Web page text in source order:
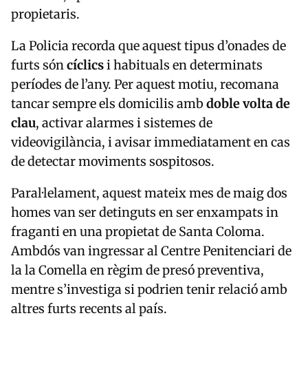
propietaris.
La Policia recorda que aquest tipus d’onades de
furts sóncíclicsi habituals en determinats
períodes de l’any. Per aquest motiu, recomana
tancar sempre els domicilis amb doble volta de
clau, activar alarmes i sistemes de
videovigilància, i avisar immediatament en cas
de detectar moviments sospitosos.
Paral·lelament, aquest mateix mes de maig dos
homes van ser detinguts en ser enxampats in
fraganti en una propietat de Santa Coloma.
Ambdós van ingressar al Centre Penitenciari de
lala Comellaen règim de presó preventiva,
mentre s’investiga si podrien tenir relació amb
altres furts recents al país.